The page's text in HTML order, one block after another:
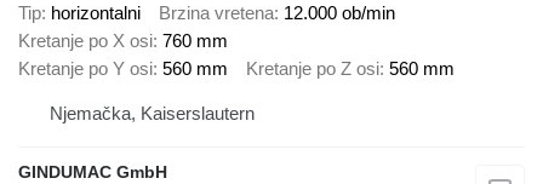
Tip horizontalni Brzina vretena 12.000 ob/min
Kretanje po X osi 760 mm
Kretanje po Y osi 560 mm Kretanje po Z osi 560 mm
Njemačka, Kaiserslautern
GINDUMAC GmbH